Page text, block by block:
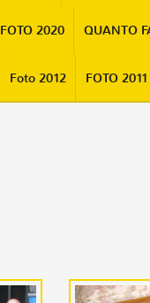
FOTO 2020 QUANTO
Foto 2012 FOTO 2011